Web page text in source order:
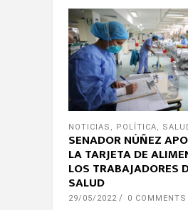
NOTICIAS , POLÍTICA,
SENADOR NÚÑEZ
LA TARJETA DE
LOS TRABAJADORES
SALUD
29/05/2022 0 COMMENTS